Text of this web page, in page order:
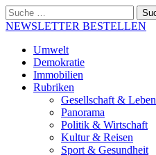
nach:
NEWSLETTER BESTELLEN
Umwelt
Demokratie
Immobilien
Rubriken
Gesellschaft & Leben
Panorama
Politik & Wirtschaft
Kultur & Reisen
Sport & Gesundheit